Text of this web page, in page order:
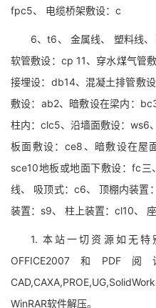
fpc5、 电缆桥架敷设：c
6、t6、 金属线、 塑料线、
软管敷设：cp 11、穿水煤气管
接埋设：db14、混凝土排管敷
敷设：ab2、暗敷设在梁内：
柱内：clc5、沿墙面敷设：ws6
板面敷设：ce8、暗敷设在屋
sce10地板或地面下敷设：fc
线、 吸顶式：c6、 顶棚内装置
装置：s9、 柱上装置：cl10、
1. 本站一切资源如无特
OFFICE2007和
WinRAR软件解压。